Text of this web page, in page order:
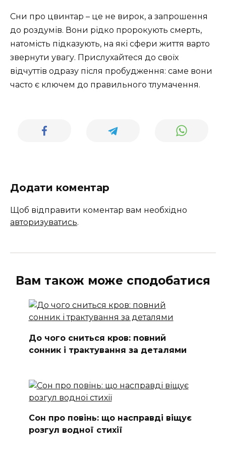
Сни про цвинтар – це не вирок, а запрошення
до роздумів. Вони рідко пророкують смерть,
натомість підказують, на які сфери життя варто
звернути увагу. Прислухайтеся до своїх
відчуттів одразу після пробудження: саме вони
часто є ключем до правильного тлумачення.
Додати коментар
Щоб відправити коментар вам необхідно
авторизуватись.
Вам також може сподобатися
До чого сниться кров: повний
сонник і трактування за деталями
Сон про повінь: що насправді віщує
розгул водної стихії